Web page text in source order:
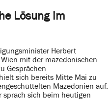
Lösung im
Herbert
mit der mazedonischen
Gesprächen
sich bereits Mitte Mai zu
Mazedonien auf.
sich beim heutigen